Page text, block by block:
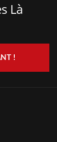
Là
!